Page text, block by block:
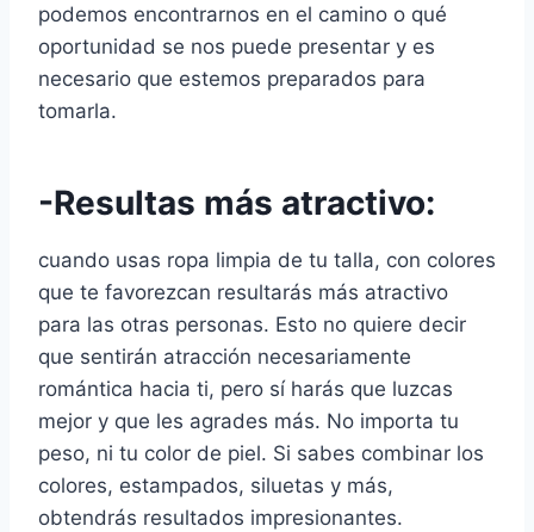
podemos encontrarnos en el camino o qué
oportunidad se nos puede presentar y es
necesario que estemos preparados para
tomarla.
-Resultas más atractivo:
cuando usas ropa limpia de tu talla, con colores
que te favorezcan resultarás más atractivo
para las otras personas. Esto no quiere decir
que sentirán atracción necesariamente
romántica hacia ti, pero sí harás que luzcas
mejor y que les agrades más. No importa tu
peso, ni tu color de piel. Si sabes combinar los
colores, estampados, siluetas y más,
obtendrás resultados impresionantes.